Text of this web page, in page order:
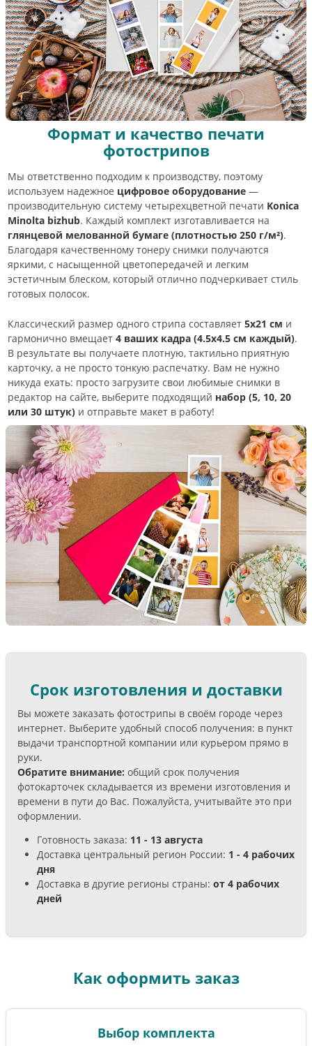
Формат и качество печати
фотострипов
Мы ответственно подходим к производству, поэтому
используем надежное цифровое оборудование —
производительную систему четырехцветной печати Konica
Minolta bizhub. Каждый комплект изготавливается на
глянцевой мелованной бумаге (плотностью 250 г/м²).
Благодаря качественному тонеру снимки получаются
яркими, с насыщенной цветопередачей и легким
эстетичным блеском, который отлично подчеркивает стиль
готовых полосок.
Классический размер одного стрипа составляет 5х21 см и
гармонично вмещает 4 ваших кадра (4.5х4.5 см каждый).
В результате вы получаете плотную, тактильно приятную
карточку, а не просто тонкую распечатку. Вам не нужно
никуда ехать: просто загрузите свои любимые снимки в
редактор на сайте, выберите подходящий набор (5, 10, 20
или 30 штук) и отправьте макет в работу!
Срок изготовления и доставки
Вы можете заказать фотострипы в своём городе через
интернет. Выберите удобный способ получения: в пункт
выдачи транспортной компании или курьером прямо в
руки.
Обратите внимание: общий срок получения
фотокарточек складывается из времени изготовления и
времени в пути до Вас. Пожалуйста, учитывайте это при
оформлении.
Готовность заказа: 11 - 13 августа
Доставка центральный регион России: 1 - 4 рабочих
дня
Доставка в другие регионы страны: от 4 рабочих
дней
Как оформить заказ
Выбор комплекта